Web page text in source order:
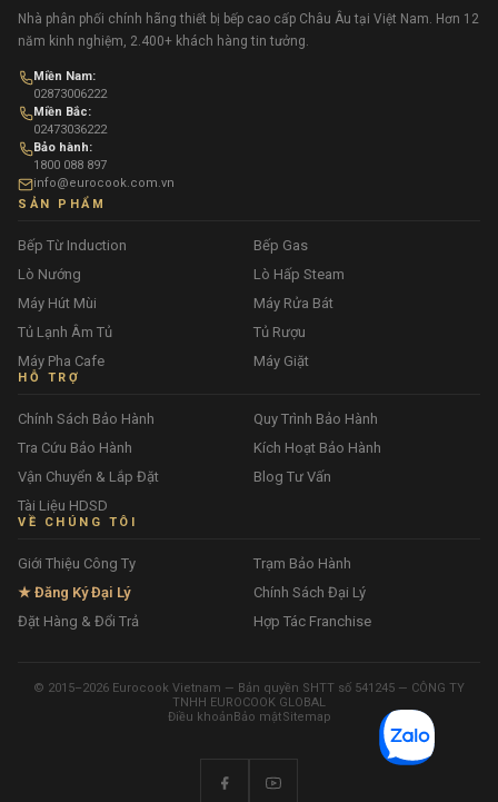
Nhà phân phối chính hãng thiết bị bếp cao cấp Châu Âu tại Việt Nam. Hơn 12
năm kinh nghiệm, 2.400+ khách hàng tin tưởng.
Miền Nam:
02873006222
Miền Bắc:
02473036222
Bảo hành:
1800 088 897
info@eurocook.com.vn
SẢN PHẨM
Bếp Từ Induction
Bếp Gas
Lò Nướng
Lò Hấp Steam
Máy Hút Mùi
Máy Rửa Bát
Tủ Lạnh Âm Tủ
Tủ Rượu
Máy Pha Cafe
Máy Giặt
HỖ TRỢ
Chính Sách Bảo Hành
Quy Trình Bảo Hành
Tra Cứu Bảo Hành
Kích Hoạt Bảo Hành
Vận Chuyển & Lắp Đặt
Blog Tư Vấn
Tài Liệu HDSD
VỀ CHÚNG TÔI
Giới Thiệu Công Ty
Trạm Bảo Hành
★ Đăng Ký Đại Lý
Chính Sách Đại Lý
Đặt Hàng & Đổi Trả
Hợp Tác Franchise
© 2015–2026 Eurocook Vietnam — Bản quyền SHTT số 541245 — CÔNG TY
TNHH EUROCOOK GLOBAL
Điều khoảnBảo mậtSitemap